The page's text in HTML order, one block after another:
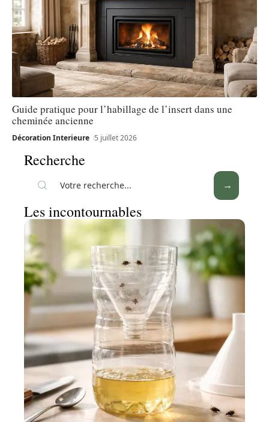
Guide pratique pour l’habillage de l’insert dans une
cheminée ancienne
Décoration Interieure 5 juillet 2026
Recherche
Les incontournables